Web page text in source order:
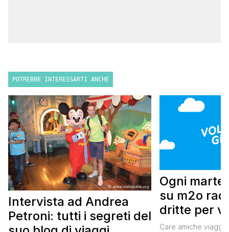
POTREBBE INTERESSARTI ANCHE
Intervista ad Andrea
Petroni: tutti i segreti del
Ogni
su m2o
dritte per
cost
Care amiche